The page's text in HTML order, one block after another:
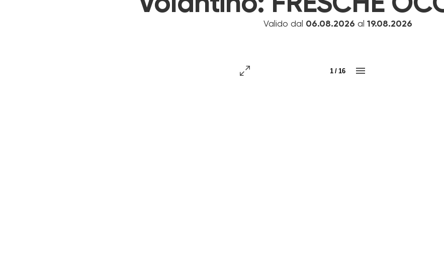
Valido dal 06.08.2026 al 19.08.2026